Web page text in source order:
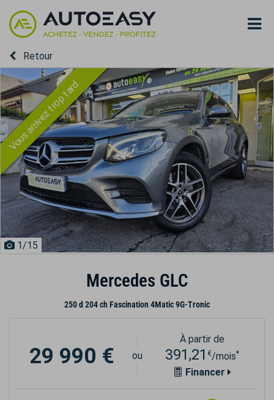
Retour
Vous arrivez trop tard
1/15
Mercedes GLC
250 d 204 ch Fascination 4Matic 9G-Tronic
29 990 € ou
À partir de
391,21 €/mois*
Financer